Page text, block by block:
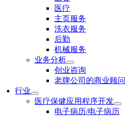
医疗
主页服务
洗衣服务
后勤
机械服务
业务分析
创业咨询
老牌公司的商业顾问
行业
医疗保健应用程序开发
电子病历/电子病历